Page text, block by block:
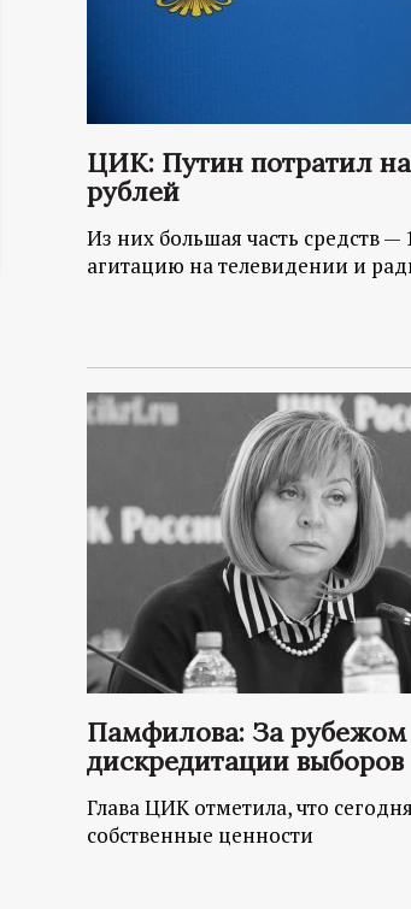
ц
и
о
н
й
о
р
т
а
л
ЦИК: Путин потратил
рублей
Из них большая часть средств
агитацию на телевидении и
Памфилова: За рубежом
дискредитации выборов
Глава ЦИК отметила, что
собственные ценности